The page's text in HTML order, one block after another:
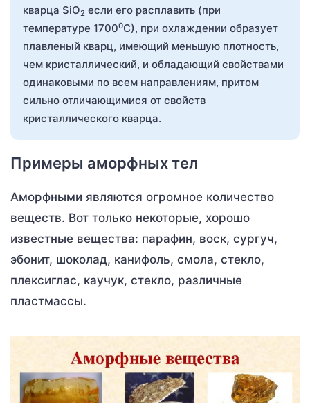
кварца SiO2 если его расплавить (при
температуре 17000С), при охлаждении образует
плавленый кварц, имеющий меньшую плотность,
чем кристаллический, и обладающий свойствами
одинаковыми по всем направлениям, притом
сильно отличающимися от свойств
кристаллического кварца.
Примеры аморфных тел
Аморфными являются огромное количество
веществ. Вот только некоторые, хорошо
известные вещества: парафин, воск, сургуч,
эбонит, шоколад, канифоль, смола, стекло,
плексиглас, каучук, стекло, различные
пластмассы.